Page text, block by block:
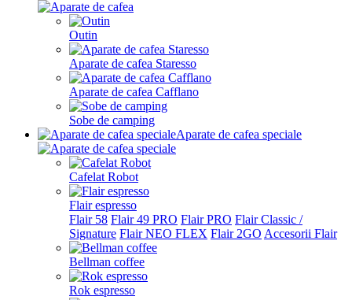
Outin
Aparate de cafea Staresso
Aparate de cafea Cafflano
Sobe de camping
Aparate de cafea speciale
Cafelat Robot
Flair espresso
Flair 58 Flair 49 PRO Flair PRO Flair Classic /
Signature Flair NEO FLEX Flair 2GO Accesorii Flair
Bellman coffee
Rok espresso